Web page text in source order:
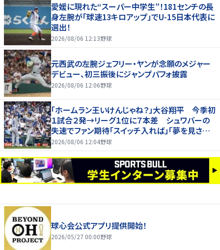
愛媛に現れた“スーパー中学生”！181センチの長
身左腕が「球速13キロアップ」でU-15日本代表に
選出！
2026/08/06 12:13野球
元西武の左腕ジェフリー・ヤンが念願のメジャー
デビュー、初三振後にジャンプパフォ披露
2026/08/06 12:06野球
「ホームラン王いけんじゃね？」大谷翔平 今季初
１試合２発→リーグ１位に７本差 シュワバーの
失速でファン期待「スイッチ入れば」「夢を見させ
てくれる」
2026/08/06 12:04野球
球心会公式アプリ提供開始！
2026/05/27 00:00野球